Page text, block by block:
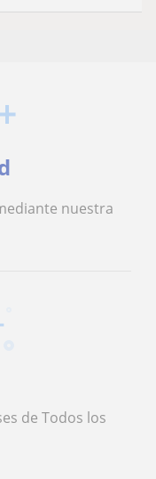
nuestra
de Todos los